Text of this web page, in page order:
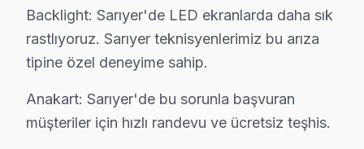
Peaq televizyonlarınızın onarım işlemi ve
Peaq TV Teknik Profil ve Servis Rehberi
Peaq akıllı TV'lerde En Sık Karşılaşılan Arızalar
Peaq servisimizde en yaygın Kanal listesi silinme
Backlight: Sarıyer'de LED ekranlarda daha sık
rastlıyoruz. Sarıyer teknisyenlerimiz bu arıza
tipine özel deneyime sahip.
Anakart: Sarıyer'de bu sorunla başvuran
müşteriler için hızlı randevu ve ücretsiz teşhis.